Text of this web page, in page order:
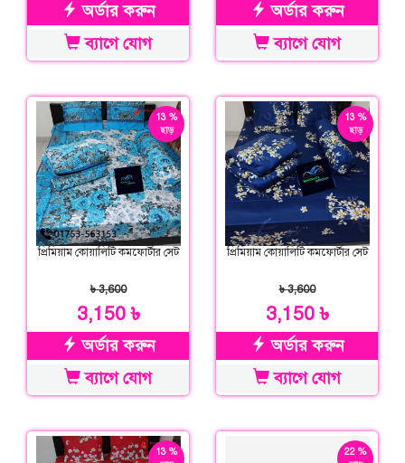
অর্ডার করুন
ব্যাগে যোগ
অর্ডার করুন
ব্যাগে যোগ
13 %
ছাড়
প্রিমিয়াম কোয়ালিটি কমফোর্টার সেট
৳ 3,600
3,150 ৳
অর্ডার করুন
ব্যাগে যোগ
13 %
ছাড়
প্রিমিয়াম কোয়ালিটি কমফোর্টার সেট
৳ 3,600
3,150 ৳
অর্ডার করুন
ব্যাগে যোগ
13 %
22 %